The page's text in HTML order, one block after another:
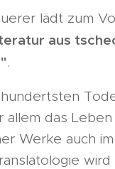
lädt zum
aus
.
das
Werke auch